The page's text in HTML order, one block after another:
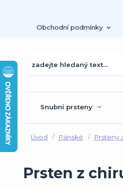
Obchodní podmínky
Snubní prsteny
Úvod Pánské Prsteny
Prsten z